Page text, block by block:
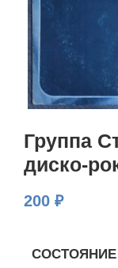
Группа
диско-
200 ₽